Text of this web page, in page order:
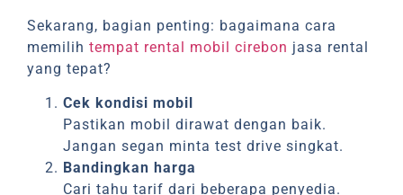
Sekarang, bagian penting: bagaimana cara
memilihtempat rental mobil cirebon jasa rental
yang tepat?
Cek kondisi mobil
Pastikan mobil dirawat dengan baik.
Jangan segan minta test drive singkat.
Bandingkan harga
Cari tahu tarif dari beberapa penyedia.